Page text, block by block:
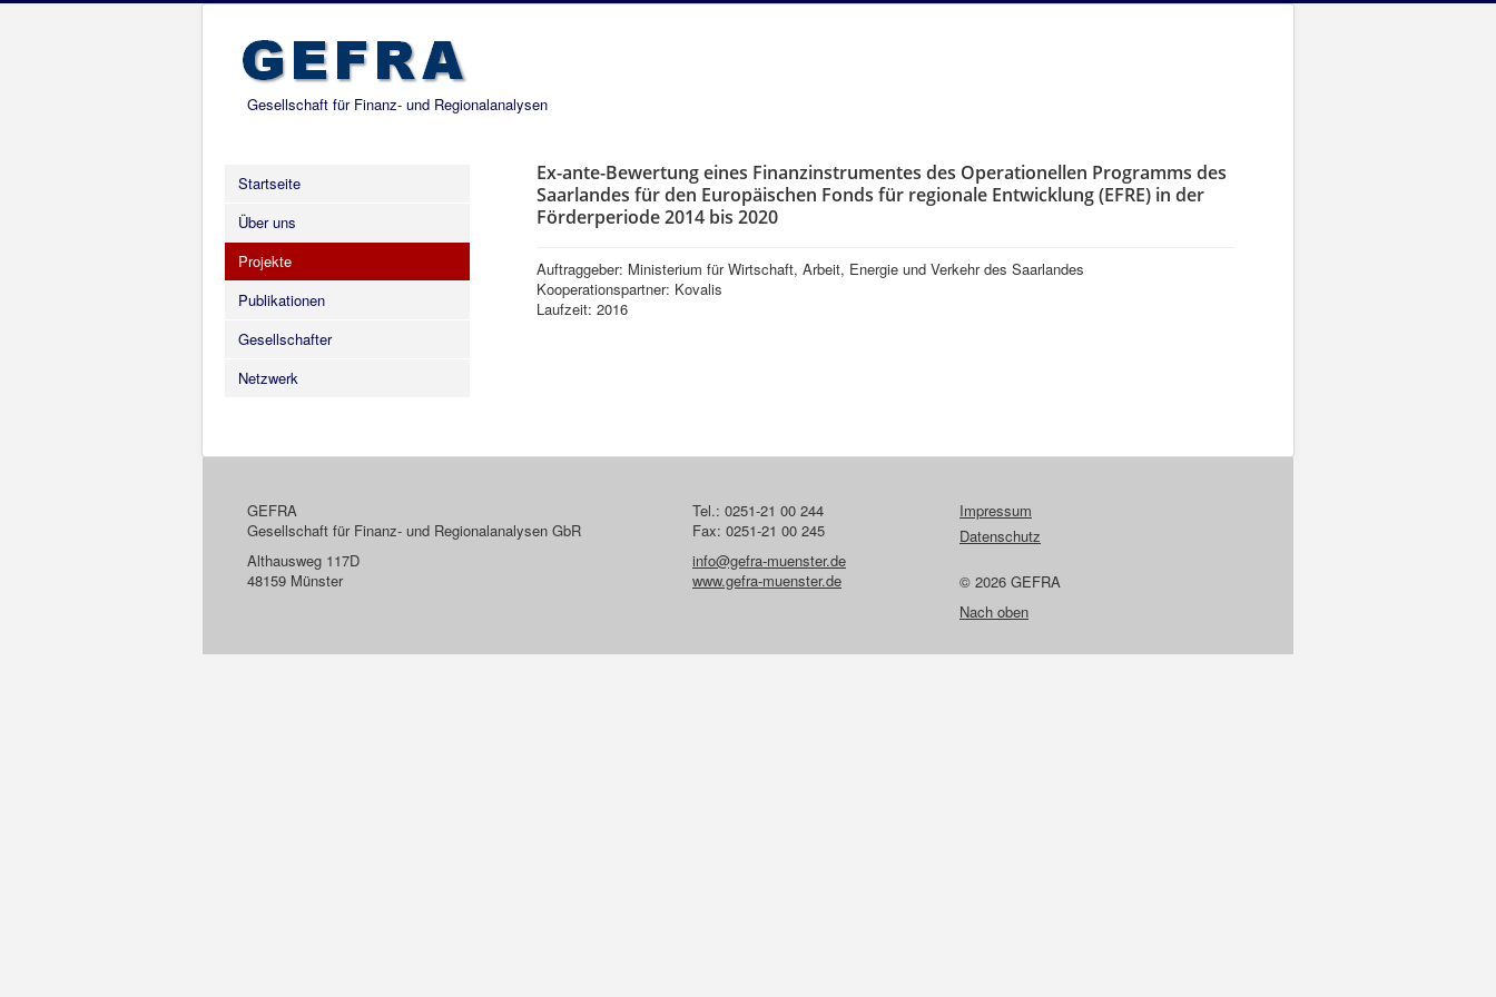
Gesellschaft für Finanz- und Regionalanalysen
Startseite
Über uns
Projekte
Publikationen
Gesellschafter
Netzwerk
Ex-ante-Bewertung eines Finanzinstrumentes des Operationellen Programms des
Saarlandes für den Europäischen Fonds für regionale Entwicklung (EFRE) in der
Förderperiode 2014 bis 2020
Auftraggeber: Ministerium für Wirtschaft, Arbeit, Energie und Verkehr des Saarlandes
Kooperationspartner: Kovalis
Laufzeit: 2016
GEFRA
Gesellschaft für Finanz- und Regionalanalysen GbR
Althausweg 117D
48159 Münster
Tel.: 0251-21 00 244
Fax: 0251-21 00 245
info@gefra-muenster.de
www.gefra-muenster.de
Impressum
Datenschutz
© 2026 GEFRA
Nach oben